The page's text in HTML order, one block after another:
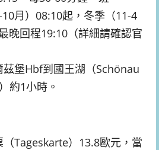
月）08:10起，冬季（11-4
晚回程19:10（詳細請確認官
茲堡Hbf到國王湖（Schönau
約1小時。
Tageskarte）13.8歐元，當